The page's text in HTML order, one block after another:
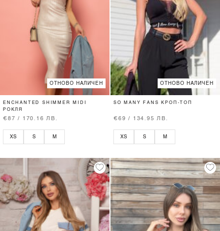
ОТНОВО НАЛИЧЕН
ENCHANTED SHIMMER MIDI
РОКЛЯ
€87 / 170.16 ЛВ.
XS S M
ОТНОВО НАЛИЧЕН
SO MANY FANS КРОП-ТОП
€69 / 134.95 ЛВ.
XS S M